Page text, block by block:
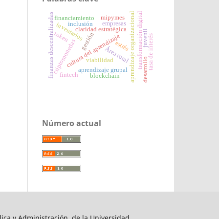
aprendizaje organizacional
cultura del aprendizaje
claridad estratégica
aprendizaje grupal
gestión
inventarios empresas
viabilidad transformación digital
inclusión
criptomonedas
finanzas descentralizadas fintech
token
blockchain
estrés juvenil
mipymes
Área rural tasa de interés
desarrollo
financiamiento
Número actual